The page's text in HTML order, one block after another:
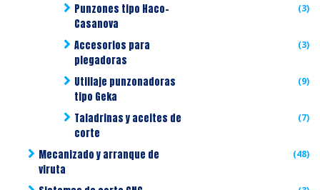
Punzones tipo Haco-
Casanova
(3)
Accesorios para
plegadoras
(3)
Utillaje punzonadoras
tipo Geka
(9)
Taladrinas y aceites de
corte
(7)
Mecanizado y arranque de
viruta
(48)